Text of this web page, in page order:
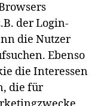
der Login-
die Nutzer
Ebenso
die Interessen
die für